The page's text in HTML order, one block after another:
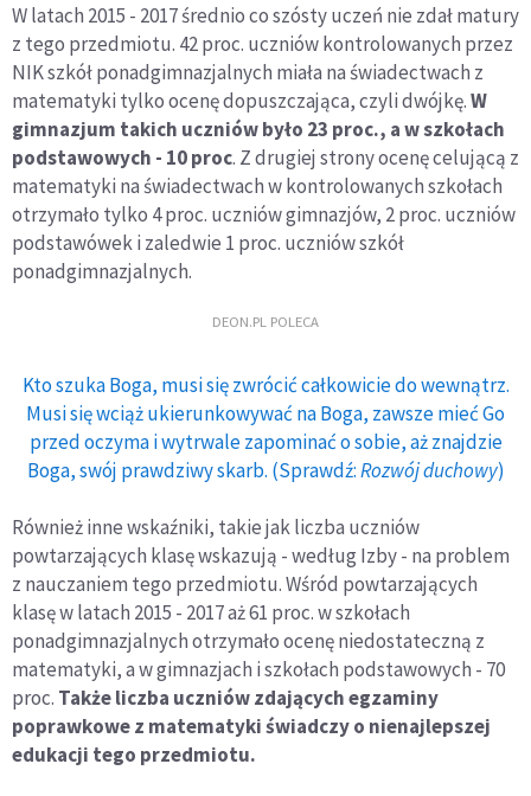
W latach 2015 - 2017 średnio co szósty uczeń nie zdał matury
z tego przedmiotu. 42 proc. uczniów kontrolowanych przez
NIK szkół ponadgimnazjalnych miała na świadectwach z
matematyki tylko ocenę dopuszczająca, czyli dwójkę.W
gimnazjum takich uczniów było 23 proc., a w szkołach
podstawowych - 10 proc. Z drugiej strony ocenę celującą z
matematyki na świadectwach w kontrolowanych szkołach
otrzymało tylko 4 proc. uczniów gimnazjów, 2 proc. uczniów
podstawówek i zaledwie 1 proc. uczniów szkół
ponadgimnazjalnych.
DEON.PL POLECA
Kto szuka Boga, musi się zwrócić całkowicie do wewnątrz.
Musi się wciąż ukierunkowywać na Boga, zawsze mieć Go
przed oczyma i wytrwale zapominać o sobie, aż znajdzie
Boga, swój prawdziwy skarb. (Sprawdź:Rozwój duchowy)
Również inne wskaźniki, takie jak liczba uczniów
powtarzających klasę wskazują - według Izby - na problem
z nauczaniem tego przedmiotu. Wśród powtarzających
klasę w latach 2015 - 2017 aż 61 proc. w szkołach
ponadgimnazjalnych otrzymało ocenę niedostateczną z
matematyki, a w gimnazjach i szkołach podstawowych - 70
proc. Także liczba uczniów zdających egzaminy
poprawkowe z matematyki świadczy o nienajlepszej
edukacji tego przedmiotu.